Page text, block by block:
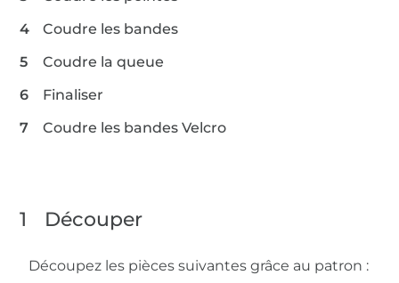
Coudre les bandes
Coudre la queue
Finaliser
Coudre les bandes Velcro
1 Découper
Découpez les pièces suivantes grâce au patron :